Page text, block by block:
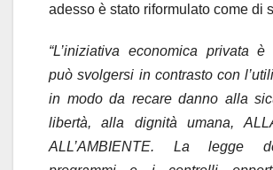
adesso è stato riformulato come di
“L’iniziativa economica privata
può svolgersi in contrasto con
in modo da recare danno alla
libertà, alla dignità umana,
ALL’AMBIENTE. La legge